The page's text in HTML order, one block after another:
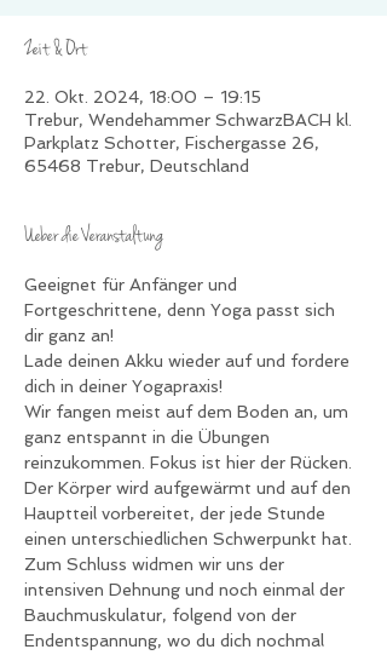
Zeit & Ort
22. Okt. 2024, 18:00 – 19:15
Trebur, Wendehammer SchwarzBACH kl.
Parkplatz Schotter, Fischergasse 26,
65468 Trebur, Deutschland
Ueber die Veranstaltung
Geeignet für Anfänger und
Fortgeschrittene, denn Yoga passt sich
dir ganz an!
Lade deinen Akku wieder auf und fordere
dich in deiner Yogapraxis!
Wir fangen meist auf dem Boden an, um
ganz entspannt in die Übungen
reinzukommen. Fokus ist hier der Rücken.
Der Körper wird aufgewärmt und auf den
Hauptteil vorbereitet, der jede Stunde
einen unterschiedlichen Schwerpunkt hat.
Zum Schluss widmen wir uns der
intensiven Dehnung und noch einmal der
Bauchmuskulatur, folgend von der
Endentspannung, wo du dich nochmal